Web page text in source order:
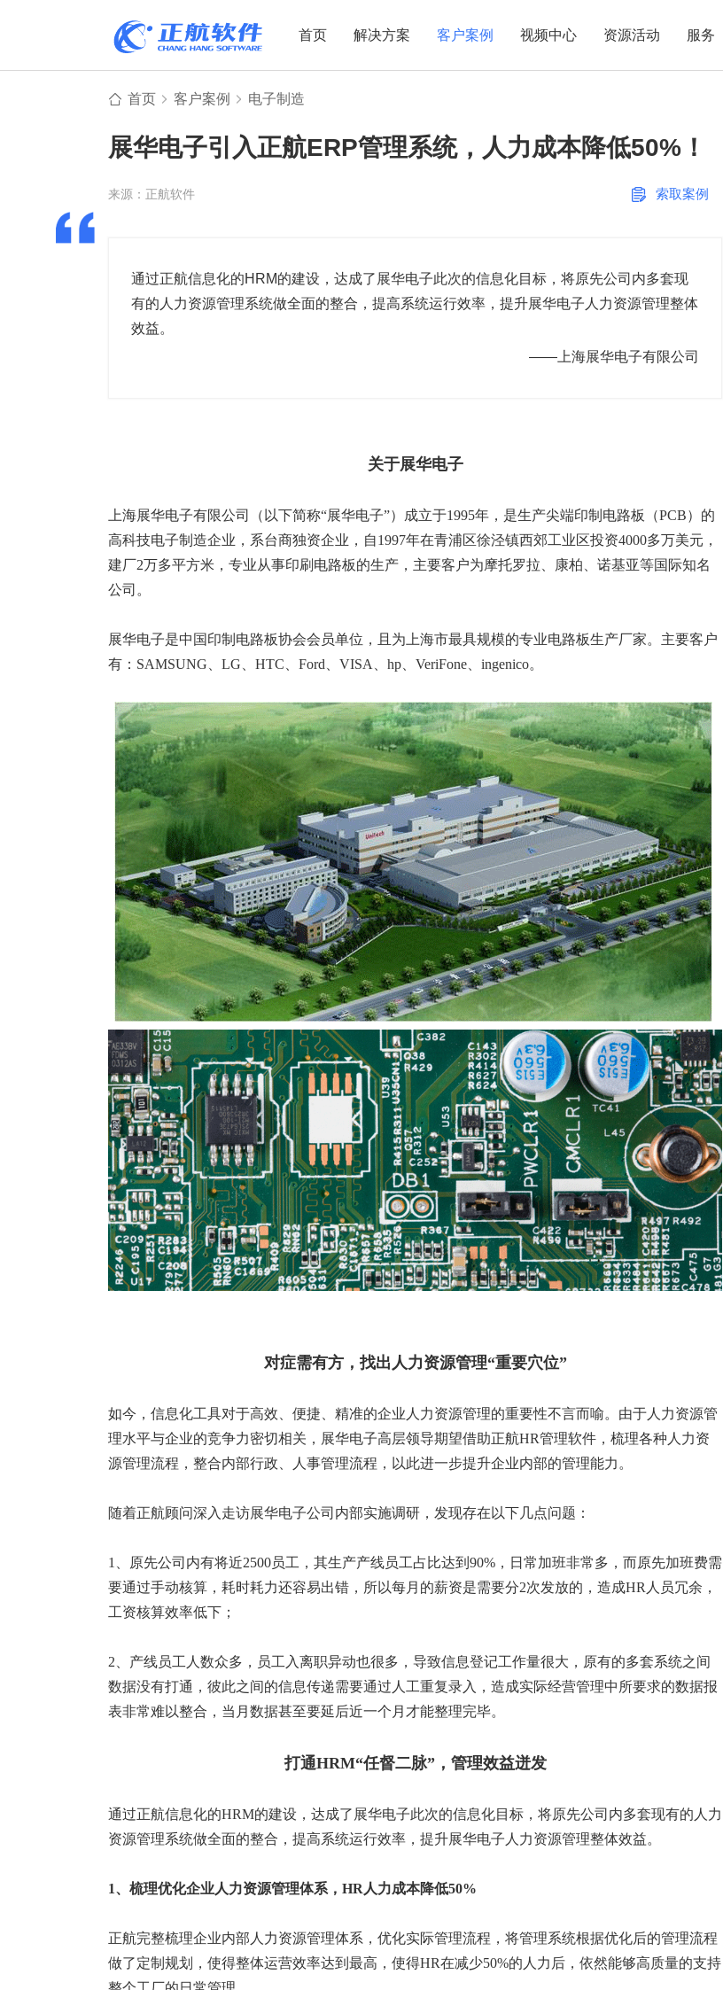
首页 解决方案
设备制造
非标自动化
装备制造
机械行业
电子贸易
IC贸易行业
项目型接单
查看更多>
生产管理
成本核算
财务管理
查看更多>
APS排程
配置BOM
智能物流
报价接单
物料齐套
客户案例
机电设备 家用电器 电子制造
视频中心 资源活动
市场活动
电子书中心
服务
售后服务
正航简介
首页 客户案例 电子制造
展华电子引入正航ERP管理系统，人力成本降低50%！
来源：正航软件 索取案例
通过正航信息化的HRM的建设，达成了展华电子此次的信息化目标，将原先公司内多套现
有的人力资源管理系统做全面的整合，提高系统运行效率，提升展华电子人力资源管理整体
效益。
——上海展华电子有限公司
关于展华电子
上海展华电子有限公司（以下简称“展华电子”）成立于1995年，是生产尖端印制电路板（PCB）的
高科技电子制造企业，系台商独资企业，自1997年在青浦区徐泾镇西郊工业区投资4000多万美元，
建厂2万多平方米，专业从事印刷电路板的生产，主要客户为摩托罗拉、康柏、诺基亚等国际知名
公司。
展华电子是中国印制电路板协会会员单位，且为上海市最具规模的专业电路板生产厂家。主要客户
有：SAMSUNG、LG、HTC、Ford、VISA、hp、VeriFone、ingenico。
对症需有方，找出人力资源管理“重要穴位”
如今，信息化工具对于高效、便捷、精准的企业人力资源管理的重要性不言而喻。由于人力资源管
理水平与企业的竞争力密切相关，展华电子高层领导期望借助正航HR管理软件，梳理各种人力资
源管理流程，整合内部行政、人事管理流程，以此进一步提升企业内部的管理能力。
随着正航顾问深入走访展华电子公司内部实施调研，发现存在以下几点问题：
1、原先公司内有将近2500员工，其生产产线员工占比达到90%，日常加班非常多，而原先加班费需
要通过手动核算，耗时耗力还容易出错，所以每月的薪资是需要分2次发放的，造成HR人员冗余，
工资核算效率低下；
2、产线员工人数众多，员工入离职异动也很多，导致信息登记工作量很大，原有的多套系统之间
数据没有打通，彼此之间的信息传递需要通过人工重复录入，造成实际经营管理中所要求的数据报
表非常难以整合，当月数据甚至要延后近一个月才能整理完毕。
打通HRM“任督二脉”，管理效益迸发
通过正航信息化的HRM的建设，达成了展华电子此次的信息化目标，将原先公司内多套现有的人力
资源管理系统做全面的整合，提高系统运行效率，提升展华电子人力资源管理整体效益。
1、 梳理优化企业人力资源管理体系 ， HR 人力成本降低50%
正航完整梳理企业内部人力资源管理体系，优化实际管理流程，将管理系统根据优化后的管理流程
做了定制规划，使得整体运营效率达到最高，使得HR在减少50%的人力后，依然能够高质量的支持